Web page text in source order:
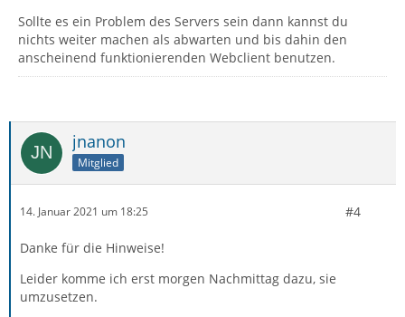
Sollte es ein Problem des Servers sein dann kannst du
nichts weiter machen als abwarten und bis dahin den
anscheinend funktionierenden Webclient benutzen.
jnanon
Mitglied
14. Januar 2021 um 18:25 #4
Danke für die Hinweise!
Leider komme ich erst morgen Nachmittag dazu, sie
umzusetzen.